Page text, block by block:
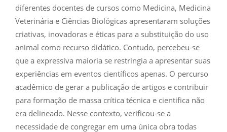
diferentes docentes de cursos como Medicina, Medicina
Veterinária e Ciências Biológicas apresentaram soluções
criativas, inovadoras e éticas para a substituição do uso
animal como recurso didático. Contudo, percebeu-se
que a expressiva maioria se restringia a apresentar suas
experiências em eventos científicos apenas. O percurso
acadêmico de gerar a publicação de artigos e contribuir
para formação de massa crítica técnica e cientifica não
era delineado. Nesse contexto, verificou-se a
necessidade de congregar em uma única obra todas